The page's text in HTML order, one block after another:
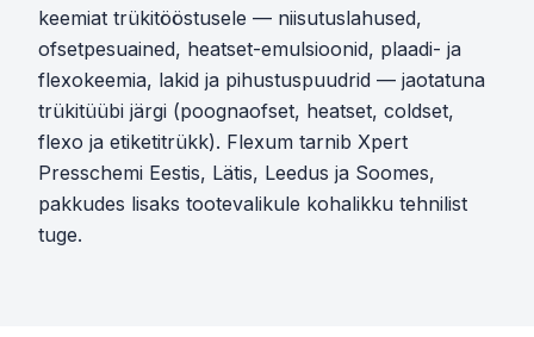
keemiat trükitööstusele — niisutuslahused,
ofsetpesuained, heatset-emulsioonid, plaadi- ja
flexokeemia, lakid ja pihustuspuudrid — jaotatuna
trükitüübi järgi (poognaofset, heatset, coldset,
flexo ja etiketitrükk). Flexum tarnib Xpert
Presschemi Eestis, Lätis, Leedus ja Soomes,
pakkudes lisaks tootevalikule kohalikku tehnilist
tuge.